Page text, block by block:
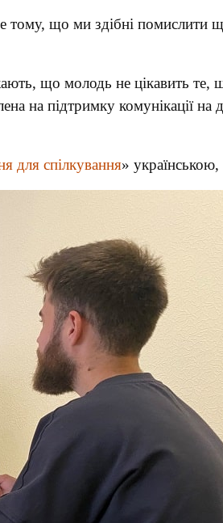
що ми здібні помислити
що молодь не цікавить
на підтримку комунікації
для спілкування»